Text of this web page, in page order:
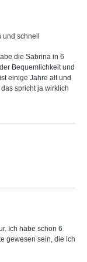
schnell
die Sabrina in 6
Bequemlichkeit und
einige Jahre alt und
spricht ja wirklich
Ich habe schon 6
gewesen sein, die ich